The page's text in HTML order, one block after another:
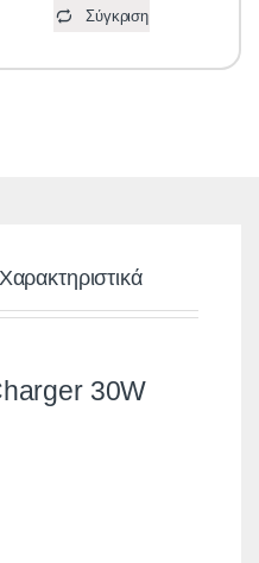
Σύγκριση
Χαρακτηριστικά
30W